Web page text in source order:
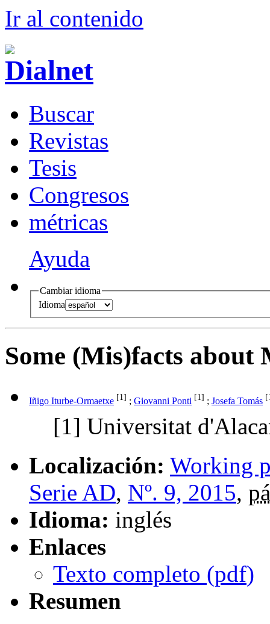
Ir al contenido
Buscar
Revistas
Tesis
Congresos
métricas
Ayuda
Cambiar idioma
Idioma
Some (Mis)facts about
Iñigo Iturbe-Ormaetxe [1] ; Giovanni Ponti [1] ; Josefa Tomás
[1] Universitat
Localización: Working
Serie AD, Nº. 9, 2015,
Idioma: inglés
Enlaces
Texto completo (pdf)
Resumen